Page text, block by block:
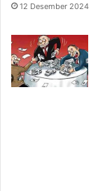
12 Desember 2024